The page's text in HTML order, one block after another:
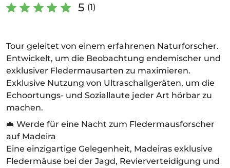
5 (1)
Tour geleitet von einem erfahrenen Naturforscher.
Entwickelt, um die Beobachtung endemischer und
exklusiver Fledermausarten zu maximieren.
Exklusive Nutzung von Ultraschallgeräten, um die
Echoortungs- und Soziallaute jeder Art hörbar zu
machen.
🦇 Werde für eine Nacht zum Fledermausforscher
auf Madeira
Eine einzigartige Gelegenheit, Madeiras exklusive
Fledermäuse bei der Jagd, Revierverteidigung und